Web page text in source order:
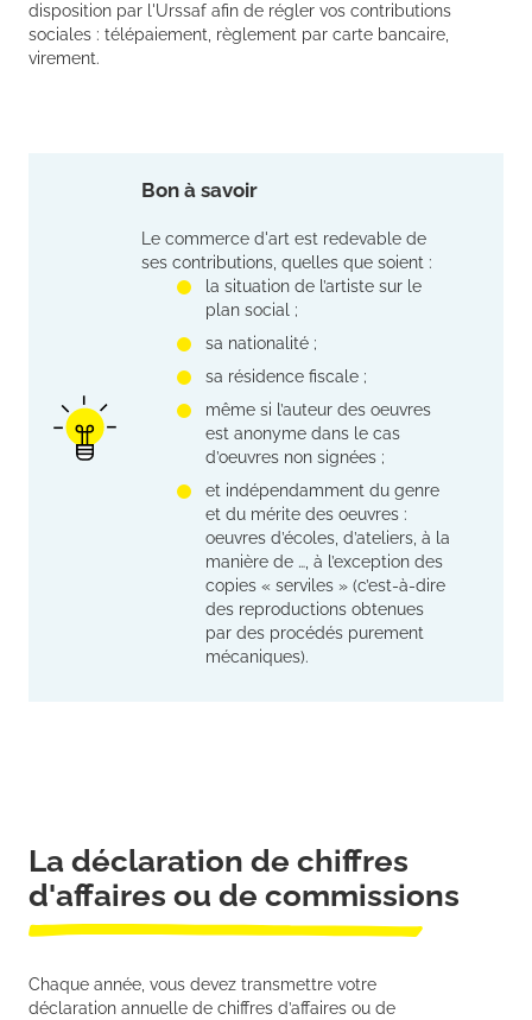
disposition par l'Urssaf afin de régler vos contributions
sociales : télépaiement, règlement par carte bancaire,
virement.
Bon à savoir
Le commerce d'art est redevable de
ses contributions, quelles que soient :
la situation de l’artiste sur le
plan social ;
sa nationalité ;
sa résidence fiscale ;
même si l’auteur des oeuvres
est anonyme dans le cas
d’oeuvres non signées ;
et indépendamment du genre
et du mérite des oeuvres :
oeuvres d’écoles, d’ateliers, à la
manière de …, à l’exception des
copies « serviles » (c’est-à-dire
des reproductions obtenues
par des procédés purement
mécaniques).
La déclaration de chiffres
d'affaires ou de commissions
Chaque année, vous devez transmettre votre
déclaration annuelle de chiffres d’affaires ou de